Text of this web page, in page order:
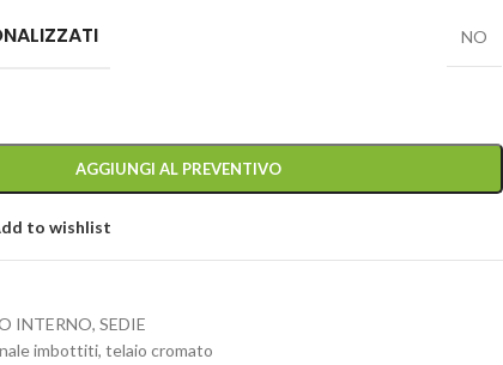
NO
AGGIUNGI AL PREVENTIVO
to wishlist
INTERNO, SEDIE
imbottiti, telaio cromato